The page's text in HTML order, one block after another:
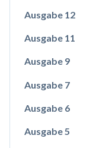
Ausgabe 12
Ausgabe 11
Ausgabe 9
Ausgabe 7
Ausgabe 6
Ausgabe 5